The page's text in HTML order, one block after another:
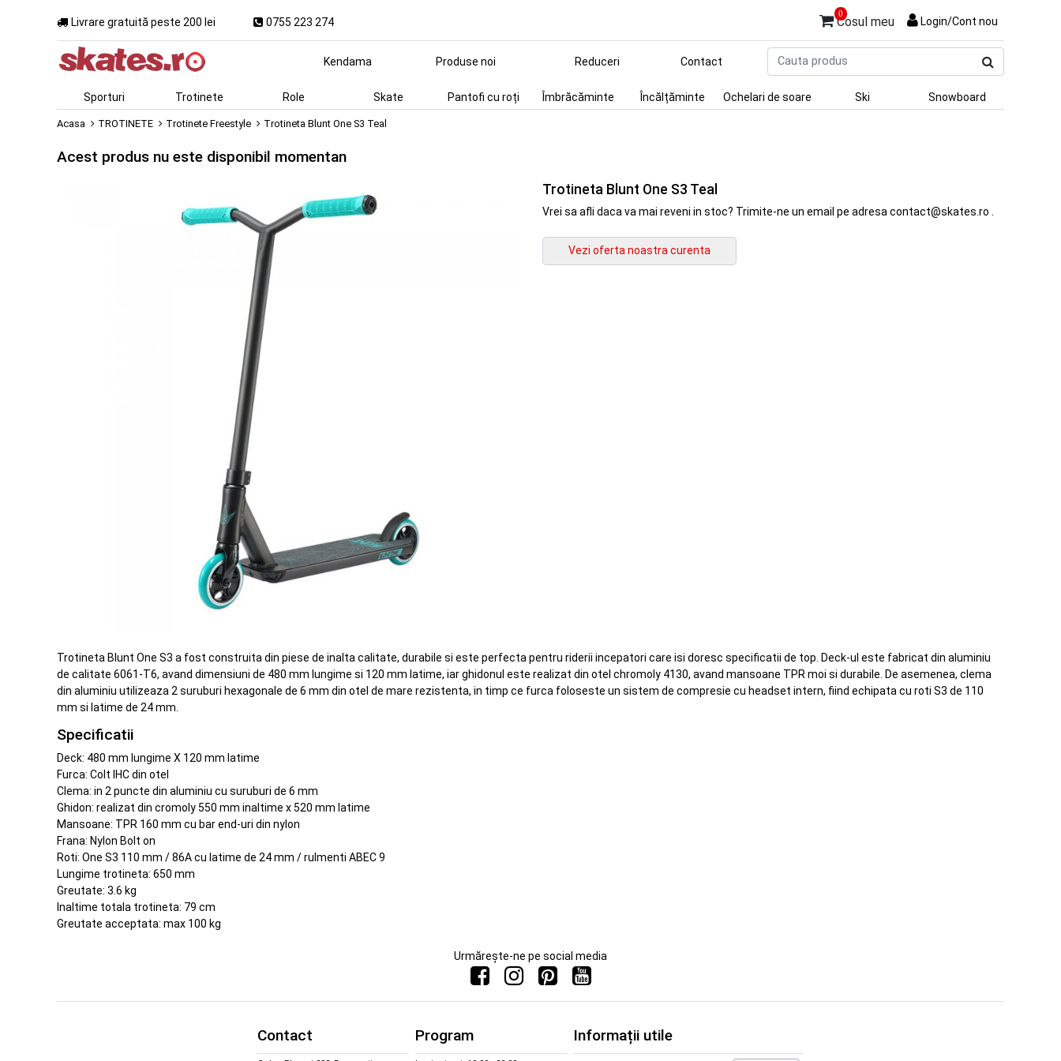
Livrare gratuită peste 200 lei 0755 223 274
0
Cosul meu Login/Cont nou
produs
Kendama Produse noi Reduceri Contact
Sporturi Trotinete Role Skate Pantofi cu roți Îmbrăcăminte Încălțăminte Ochelari de soare Ski Snowboard
Acasa TROTINETE Trotinete Freestyle Trotineta Blunt One S3 Teal
Acest produs nu este disponibil momentan
Trotineta Blunt One S3 Teal
Vrei sa afli daca va mai reveni in stoc? Trimite-ne un email pe adresa contact@skates.ro .
Trotineta Blunt One S3 a fost construita din piese de inalta calitate, durabile si este perfecta pentru riderii incepatori care isi doresc specificatii de top. Deck-ul este fabricat din aluminiu
de calitate 6061-T6, avand dimensiuni de 480 mm lungime si 120 mm latime, iar ghidonul este realizat din otel chromoly 4130, avand mansoane TPR moi si durabile. De asemenea, clema
din aluminiu utilizeaza 2 suruburi hexagonale de 6 mm din otel de mare rezistenta, in timp ce furca foloseste un sistem de compresie cu headset intern, fiind echipata cu roti S3 de 110
mm si latime de 24 mm.
Specificatii
Deck: 480 mm lungime X 120 mm latime
Furca: Colt IHC din otel
Clema: in 2 puncte din aluminiu cu suruburi de 6 mm
Ghidon: realizat din cromoly 550 mm inaltime x 520 mm latime
Mansoane: TPR 160 mm cu bar end-uri din nylon
Frana: Nylon Bolt on
Roti: One S3 110 mm / 86A cu latime de 24 mm / rulmenti ABEC 9
Lungime trotineta: 650 mm
Greutate: 3.6 kg
Inaltime totala trotineta: 79 cm
Greutate acceptata: max 100 kg
Urmărește-ne pe social media
Contact Program Informații utile